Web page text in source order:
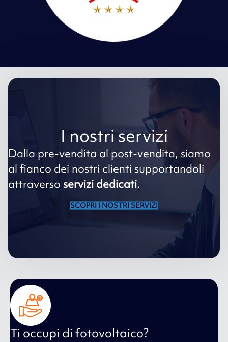
I nostri servizi
Dalla pre-vendita al post-vendita, siamo
al fianco dei nostri clienti supportandoli
attraverso servizi dedicati.
SCOPRI I NOSTRI SERVIZI
Ti occupi di fotovoltaico?